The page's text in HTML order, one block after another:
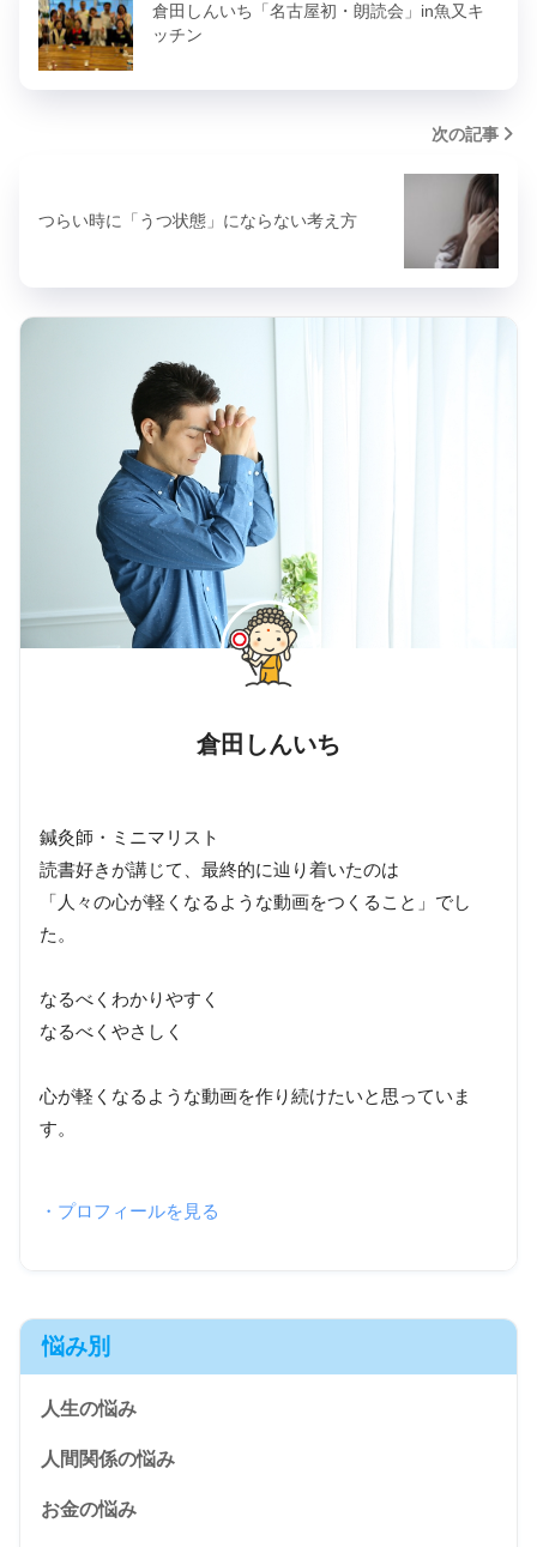
倉田しんいち「名古屋初・朗読会」in魚又キ
ッチン
次の記事
つらい時に「うつ状態」にならない考え方
倉田しんいち
鍼灸師・ミニマリスト
読書好きが講じて、最終的に辿り着いたのは
「人々の心が軽くなるような動画をつくること」でし
た。
なるべくわかりやすく
なるべくやさしく
心が軽くなるような動画を作り続けたいと思っていま
す。
・プロフィールを見る
悩み別
人生の悩み
人間関係の悩み
お金の悩み